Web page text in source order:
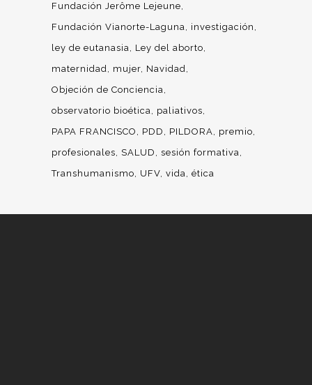
Fundación Jerôme Lejeune
Fundación Vianorte-Laguna
investigación
ley de eutanasia
Ley del aborto
maternidad
mujer Navidad
Objeción de Conciencia
observatorio bioética
paliativos
PAPA FRANCISCO
PDD PILDORA
premio
profesionales
SALUD
sesión formativa
Transhumanismo
UFV vida ética